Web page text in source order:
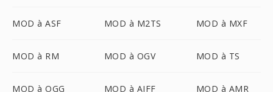
MOD à ASF MOD à M2TS MOD à MXF
MOD à RM MOD à OGV MOD à TS
MOD à OGG MOD à AIFF MOD à AMR